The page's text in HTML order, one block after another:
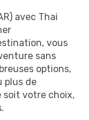
avec Thai
vous
sans
options,
plus de
soit votre choix,